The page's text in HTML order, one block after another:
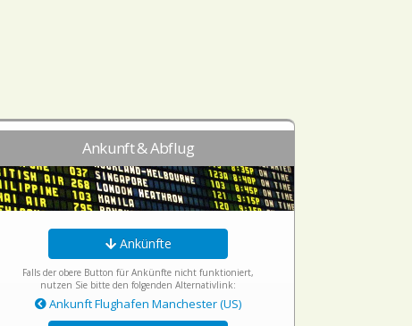
Ankunft & Abflug
Ankünfte
Falls der obere Button für Ankünfte nicht funktioniert,
nutzen Sie bitte den folgenden Alternativlink:
Ankunft Flughafen Manchester (US)